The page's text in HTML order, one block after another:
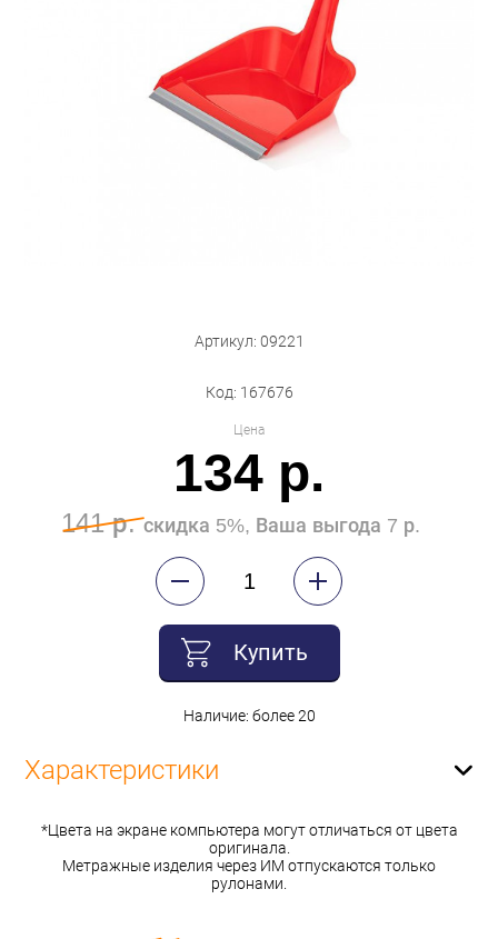
Обувь для дома и дачи
Артикул: 09221
Код: 167676
Цена
134 р.
141 р.скидка 5%, Ваша выгода 7 р.
Купить
Наличие: более 20
Характеристики
*Цвета на экране компьютера могут отличаться от цвета
оригинала.
Метражные изделия через ИМ отпускаются только
рулонами.